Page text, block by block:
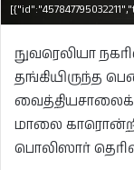
நுவரெலியா
தங்கியிருந்த
மாலை
பொலிஸார்